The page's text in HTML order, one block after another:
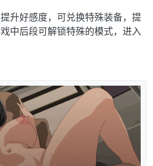
升好感度，可兑换特殊装备，提
中后段可解锁特殊的模式，进入